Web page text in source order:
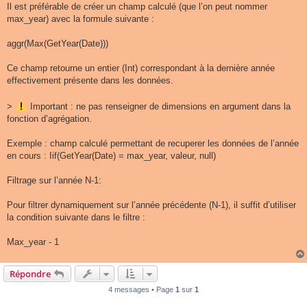
Il est préférable de créer un champ calculé (que l’on peut nommer
max_year) avec la formule suivante :
aggr(Max(GetYear(Date)))
Ce champ retourne un entier (Int) correspondant à la dernière année
effectivement présente dans les données.
>
Important : ne pas renseigner de dimensions en argument dans la
fonction d’agrégation.
Exemple : champ calculé permettant de recuperer les données de l’année
en cours : Iif(GetYear(Date) = max_year, valeur, null)
Filtrage sur l’année N-1:
Pour filtrer dynamiquement sur l’année précédente (N-1), il suffit d’utiliser
la condition suivante dans le filtre :
Max_year - 1
Répondre
4 messages • Page 1 sur 1